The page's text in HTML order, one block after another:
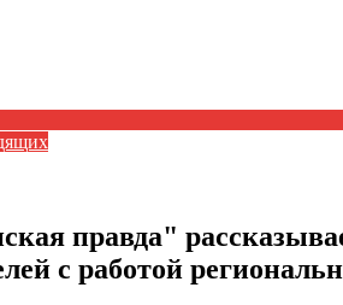
правда"
с работой